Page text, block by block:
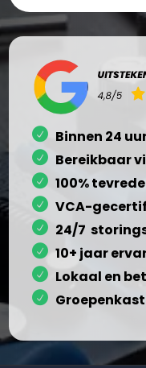
Binnen 24
Bereikbaar
100%
VCA-
24/7
10+ jaar
Lokaal en